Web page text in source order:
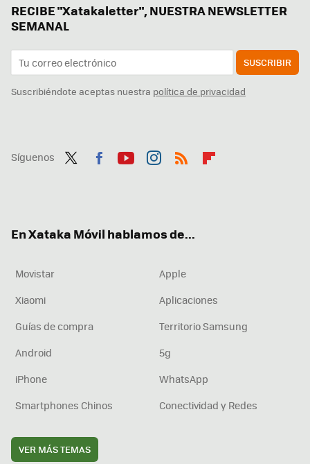
RECIBE "Xatakaletter", NUESTRA NEWSLETTER
SEMANAL
SUSCRIBIR
Suscribiéndote aceptas nuestra política de privacidad
Síguenos
En Xataka Móvil hablamos de...
Movistar
Apple
Xiaomi
Aplicaciones
Guías de compra
Territorio Samsung
Android
5g
iPhone
WhatsApp
Smartphones Chinos
Conectividad y Redes
VER MÁS TEMAS